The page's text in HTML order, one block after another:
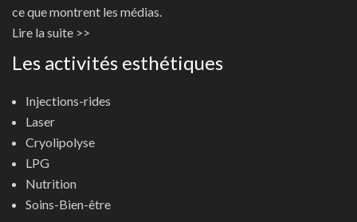
ce que montrent les médias.
Lire la suite >>
Les activités esthétiques
Injections-rides
Laser
Cryolipolyse
LPG
Nutrition
Soins-Bien-être